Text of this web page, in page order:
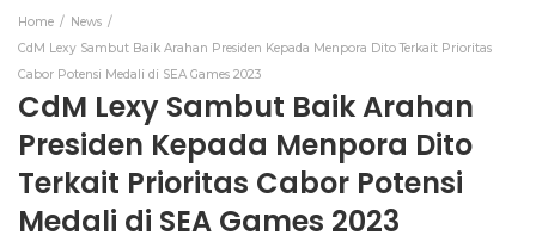
Home
News
CdM Lexy Sambut Baik Arahan Presiden Kepada Menpora Dito Terkait Prioritas
Cabor Potensi Medali di SEA Games 2023
CdM Lexy Sambut Baik Arahan
Presiden Kepada Menpora Dito
Terkait Prioritas Cabor Potensi
Medali di SEA Games 2023